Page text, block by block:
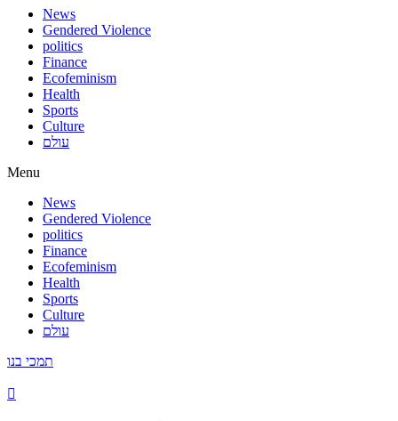
News
Gendered Violence
politics
Finance
Ecofeminism
Health
Sports
Culture
עולם
Menu
News
Gendered Violence
politics
Finance
Ecofeminism
Health
Sports
Culture
עולם
תמכי בנו